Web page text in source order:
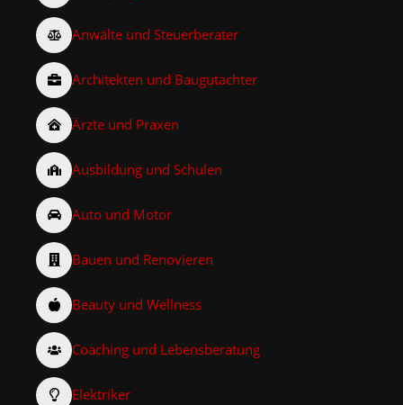
Anwälte und Steuerberater
Architekten und Baugutachter
Ärzte und Praxen
Ausbildung und Schulen
Auto und Motor
Bauen und Renovieren
Beauty und Wellness
Coaching und Lebensberatung
Elektriker